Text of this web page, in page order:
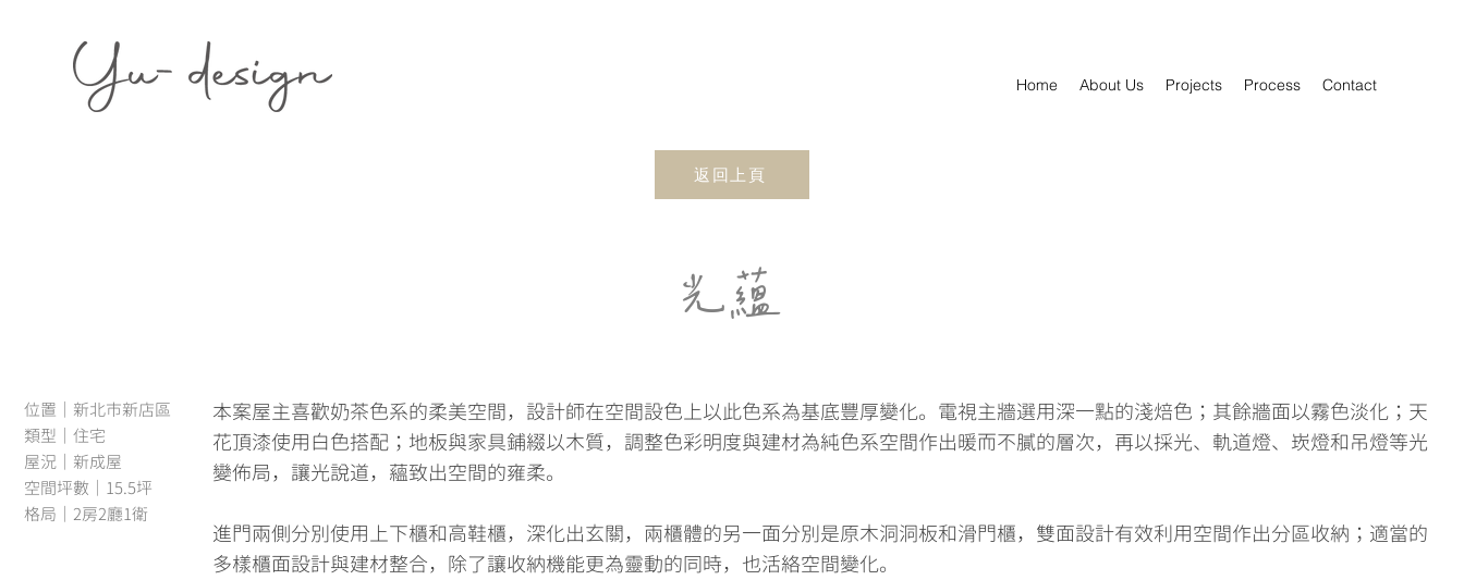
Home About Us Projects Process Contact
返回上頁
光蘊
位置｜新北市新店區
類型｜住宅
屋況｜新成屋
空間坪數｜15.5坪
格局｜2房2廳1衛
本案屋主喜歡奶茶色系的柔美空間，設計師在空間設色上以此色系為基底豐厚變化。電視主牆選用深一點的淺焙色；其餘牆面以霧色淡化；天
花頂漆使用白色搭配；地板與家具鋪綴以木質，調整色彩明度與建材為純色系空間作出暖而不膩的層次，再以採光、軌道燈、崁燈和吊燈等光
變佈局，讓光說道，蘊致出空間的雍柔。
進門兩側分別使用上下櫃和高鞋櫃，深化出玄關，兩櫃體的另一面分別是原木洞洞板和滑門櫃，雙面設計有效利用空間作出分區收納；適當的
多樣櫃面設計與建材整合，除了讓收納機能更為靈動的同時，也活絡空間變化。